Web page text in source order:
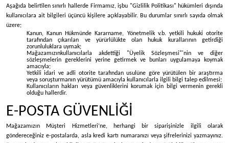
Aşağıda belirtilen sınırlı hallerde Firmamız, işbu "Gizlilik Politikası" hükümleri dışında
kullanıcılara ait bilgileri üçüncü kişilere açıklayabilir. Bu durumlar sınırlı sayıda olmak
üzere;
Kanun, Kanun Hükmünde Kararname, Yönetmelik v.b. yetkili hukuki otorite
tarafından çıkarılan ve yürürlülükte olan hukuk kurallarının getirdiği
zorunluluklara uymak;
Mağazamızınkullanıcılarla akdettiği "Üyelik Sözleşmesi"'nin ve diğer
sözleşmelerin gereklerini yerine getirmek ve bunları uygulamaya koymak
amacıyla;
Yetkili idari ve adli otorite tarafından usulüne göre yürütülen bir araştırma
veya soruşturmanın yürütümü amacıyla kullanıcılarla ilgili bilgi talep edilmesi;
Kullanıcıların hakları veya güvenliklerini korumak için bilgi vermenin gerekli
olduğu hallerdir.
E-POSTA GÜVENLİĞİ
Mağazamızın Müşteri Hizmetleri’ne, herhangi bir siparişinizle ilgili olarak
göndereceğiniz e-postalarda, asla kredi kartı numaranızı veya şifrelerinizi yazmayınız.